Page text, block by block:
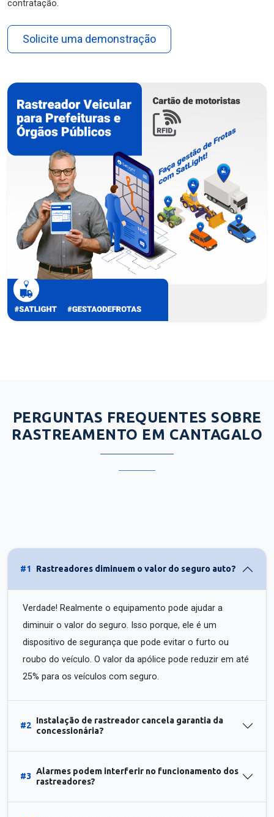
contratação.
Solicite uma demonstração
PERGUNTAS FREQUENTES SOBRE
RASTREAMENTO EM CANTAGALO
#1 Rastreadores diminuem o valor do seguro auto?
Verdade! Realmente o equipamento pode ajudar a
diminuir o valor do seguro. Isso porque, ele é um
dispositivo de segurança que pode evitar o furto ou
roubo do veículo. O valor da apólice pode reduzir em até
25% para os veículos com seguro.
#2
Instalação de rastreador cancela garantia da
concessionária?
#3
Alarmes podem interferir no funcionamento dos
rastreadores?